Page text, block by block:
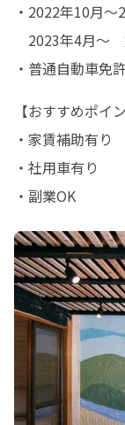
・2022年10月
2023年4月～
・普通自動車免
【おすすめポイ
・家賃補助有り
・社用車有り
・副業OK